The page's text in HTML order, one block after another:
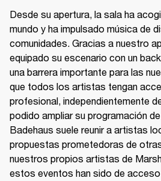
Desde su apertura, la sala ha
mundo y ha impulsado música de
comunidades. Gracias a nuestro
equipado su escenario con un
una barrera importante para las
que todos los artistas tengan
profesional, independientemente
podido ampliar su programación
Badehaus suele reunir a artistas
propuestas prometedoras de
nuestros propios artistas de
estos eventos han sido de